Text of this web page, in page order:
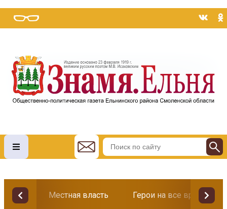
Местная власть Герои на все времена